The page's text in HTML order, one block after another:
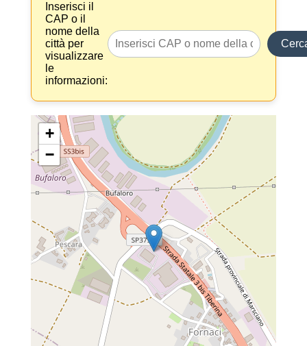
Inserisci il
CAP o il
nome della
città per
visualizzare
le
informazioni:
+
−